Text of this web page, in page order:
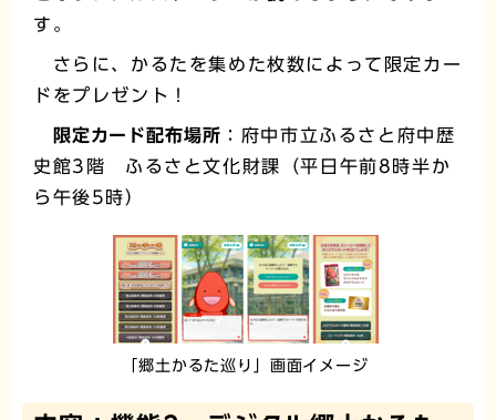
す。
さらに、かるたを集めた枚数によって限定カー
ドをプレゼント！
限定カード配布場所 ：府中市立ふるさと府中歴
史館3階 ふるさと文化財課（平日午前8時半か
ら午後5時）
「郷土かるた巡り」画面イメージ